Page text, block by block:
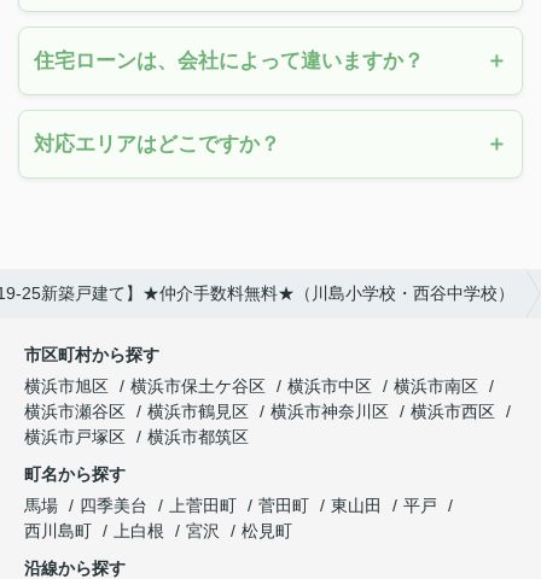
住宅ローンは、会社によって違いますか？
対応エリアはどこですか？
25新築戸建て】★仲介手数料無料★（川島小学校・西谷中学校）
市区町村から探す
横浜市旭区
横浜市保土ケ谷区 横浜市中区
横浜市南区
横浜市瀬谷区
横浜市鶴見区 横浜市神奈川区
横浜市西区
横浜市戸塚区
横浜市都筑区
町名から探す
馬場
四季美台 上菅田町 菅田町 東山田
平戸
西川島町
上白根 宮沢
松見町
沿線から探す